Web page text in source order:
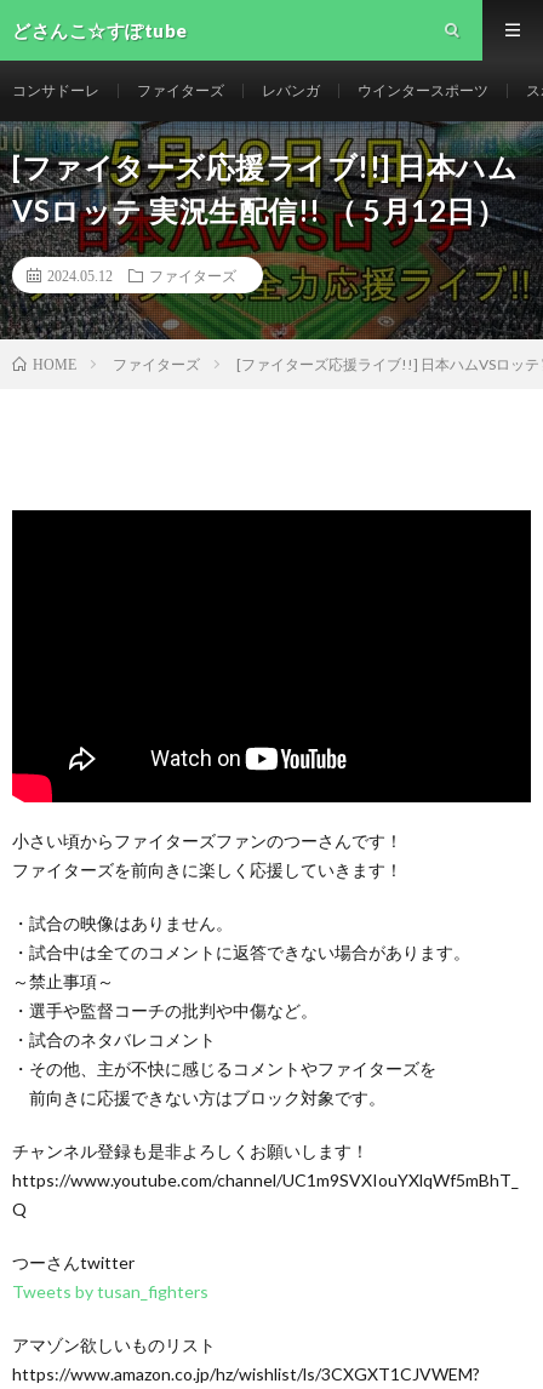
どさんこ☆すぽtube
コンサドーレ ファイターズ レバンガ ウインタースポーツ
[ファイターズ応援ライブ!!] 日本ハム
VSロッテ 実況生配信!! （ 5月12日）
2024.05.12 ファイターズ
HOME ファイターズ [ファイターズ応援ライブ!!] 日本ハムVSロッ
小さい頃からファイターズファンのつーさんです！
ファイターズを前向きに楽しく応援していきます！
・試合の映像はありません。
・試合中は全てのコメントに返答できない場合があります。
～禁止事項～
・選手や監督コーチの批判や中傷など。
・試合のネタバレコメント
・その他、主が不快に感じるコメントやファイターズを
前向きに応援できない方はブロック対象です。
チャンネル登録も是非よろしくお願いします！
https://www.youtube.com/channel/UC1m9SVXIouYXlqWf5mBhT_
Q
つーさんtwitter
Tweets by tusan_fighters
アマゾン欲しいものリスト
https://www.amazon.co.jp/hz/wishlist/ls/3CXGXT1CJVWEM?